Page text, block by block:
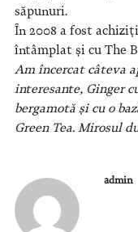
săpunuri.
În 2008 a fost
întâmplat și cu The
Am încercat câteva
interesante, Ginger
bergamotă și cu o
Green Tea. Mirosul
admin